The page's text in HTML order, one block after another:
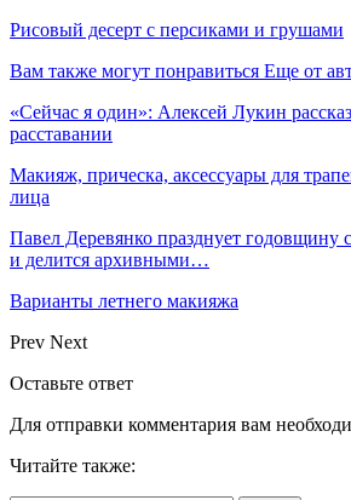
Рисовый десерт с персиками и грушами
Вам также могут понравиться Еще от
«Сейчас я один»: Алексей Лукин
расставании
Макияж, прическа, аксессуары для
лица
Павел Деревянко празднует годовщину
и делится архивными…
Варианты летнего макияжа
Prev Next
Оставьте ответ
Для отправки комментария вам
Читайте также: